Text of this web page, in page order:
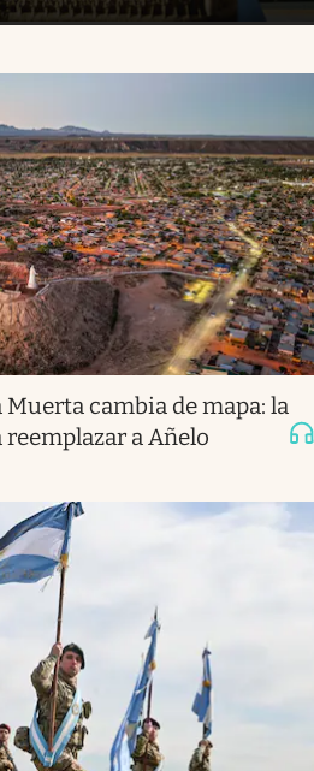
Muerta cambia de mapa: la
a Añelo